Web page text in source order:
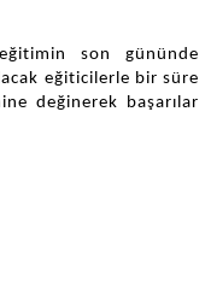
son gününde
eğiticilerle bir süre
değinerek başarılar